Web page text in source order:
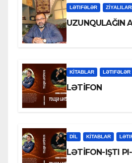
LƏTIFƏLƏR
UZUNQULAĞIN
KİTABLAR LƏTIFƏLƏR
LƏTİFON
DİL KİTABLAR
LƏTİFON-IŞTI